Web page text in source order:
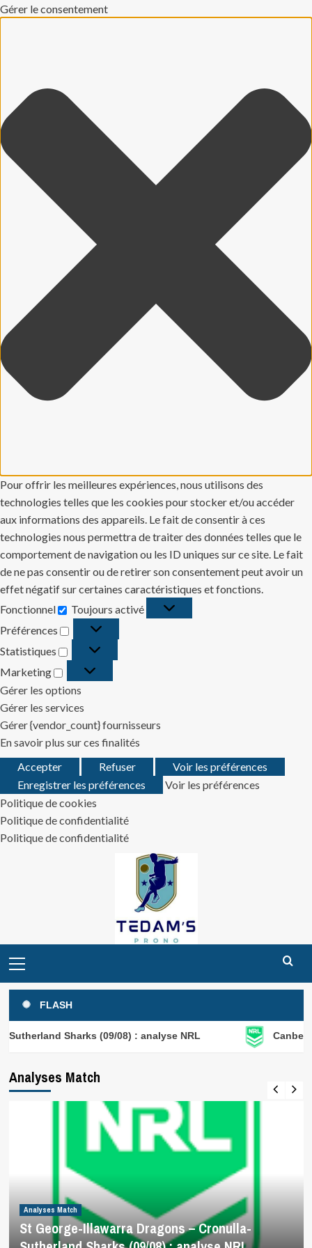
Gérer le consentement
Pour offrir les meilleures expériences, nous utilisons des
technologies telles que les cookies pour stocker et/ou accéder
aux informations des appareils. Le fait de consentir à ces
technologies nous permettra de traiter des données telles que le
comportement de navigation ou les ID uniques sur ce site. Le fait
de ne pas consentir ou de retirer son consentement peut avoir un
effet négatif sur certaines caractéristiques et fonctions.
Fonctionnel
Fonctionnel
Toujours activé
Préférences
Préférences
Statistiques
Statistiques
Marketing
Marketing
Gérer les options
Gérer les services
Gérer {vendor_count} fournisseurs
En savoir plus sur ces finalités
Accepter
Refuser
Voir les préférences
Enregistrer les préférences
Voir les préférences
Politique de cookies
Politique de confidentialité
Politique de confidentialité
Menu
FLASH
(09/08) : analyse NRL Canberra Raiders –
Analyses Match
Analyses Match
St George-Illawarra Dragons – Cronulla-